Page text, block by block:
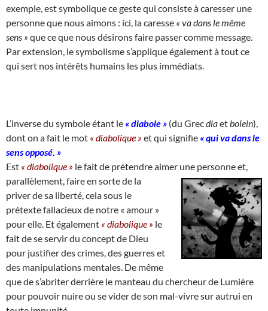
exemple, est symbolique ce geste qui consiste à caresser une
personne que nous aimons : ici, la caresse « va dans le même
sens » que ce que nous désirons faire passer comme message.
Par extension, le symbolisme s’applique également à tout ce
qui sert nos intérêts humains les plus immédiats.
L’inverse du symbole étant le « diabole » (du Grecdiaet bolein),
dont on a fait le mot « diabolique » et qui signifie « qui va dans le
sens opposé. »
Est « diabolique » le fait de prétendre aimer une personne et,
parallèlement, faire en sorte de la
priver de sa liberté, cela sous le
prétexte fallacieux de notre « amour »
pour elle. Et également « diabolique » le
fait de se servir du concept de Dieu
pour justifier des crimes, des guerres et
des manipulations mentales. De même
que de s’abriter derrière le manteau du chercheur de Lumière
pour pouvoir nuire ou se vider de son mal-vivre sur autrui en